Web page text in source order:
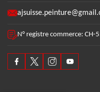
N° registre commerce: